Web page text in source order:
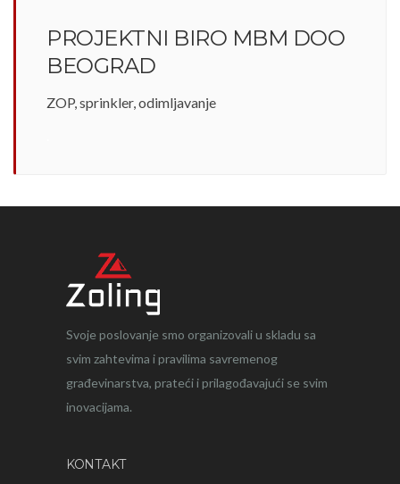
PROJEKTNI BIRO MBM DOO
BEOGRAD
ZOP, sprinkler, odimljavanje
Svoje poslovanje smo organizovali u skladu sa
svim zahtevima i pravilima savremenog
građevinarstva, prateći i prilagođavajući se svim
inovacijama.
KONTAKT